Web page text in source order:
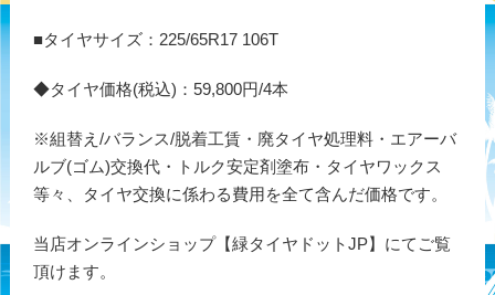
■タイヤサイズ：225/65R17 106T
◆タイヤ価格(税込)：59,800円/4本
※組替え/バランス/脱着工賃・廃タイヤ処理料・エアーバ
ルブ(ゴム)交換代・トルク安定剤塗布・タイヤワックス
等々、タイヤ交換に係わる費用を全て含んだ価格です。
当店オンラインショップ【緑タイヤドットJP】にてご覧
頂けます。